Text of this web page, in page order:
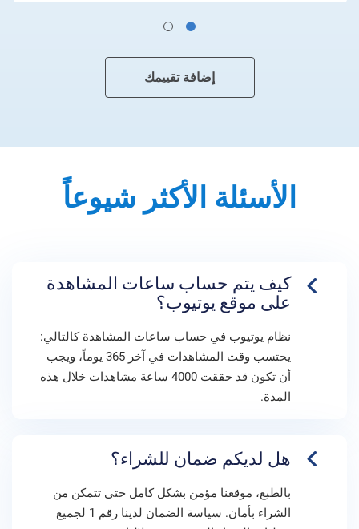
إضافة تقييمك
الأسئلة الأكثر شيوعاً
كيف يتم حساب ساعات المشاهدة
على موقع يوتيوب؟
نظام يوتيوب في حساب ساعات المشاهدة كالتالي:
يحتسب وقت المشاهدات في آخر 365 يوماً، ويجب
أن تكون قد حققت 4000 ساعة مشاهدات خلال هذه
المدة.
هل لديكم ضمان للشراء؟
بالطبع، موقعنا مؤمن بشكل كامل حتى تتمكن من
الشراء بأمان. سياسة الضمان لدينا رقم 1 لجميع